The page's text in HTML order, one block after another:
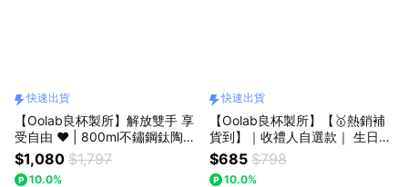
快速出貨
【Oolab良杯製所】解放雙手 享
受自由 ❤️ | 800ml不鏽鋼鈦陶瓷
易潔層隨行杯+手把杯提袋+25
跳跳吸管🚗快速出貨
$1,080 $1,797
10.0%
快速出貨
【Oolab良杯製所】【🥇熱銷補
貨到】｜收禮人自選款｜ 生日快
樂｜800ml豆沙杯 Soft Poodle
絨毛貴賓狗吊飾組🚗快速出貨
$685 $798
10.0%